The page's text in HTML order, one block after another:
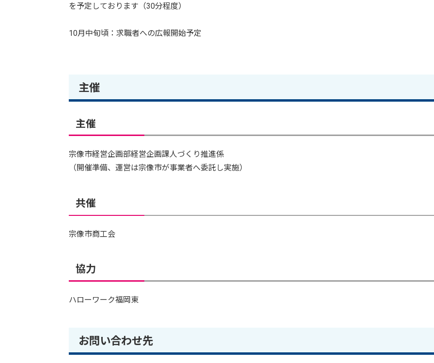
を予定しております（30分程度）
10月中旬頃：求職者への広報開始予定
主催
主催
宗像市経営企画部経営企画課人づくり推進係
（開催準備、運営は宗像市が事業者へ委託し実施）
共催
宗像市商工会
協力
ハローワーク福岡東
お問い合わせ先